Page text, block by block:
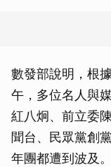
數發部說明，根
午，多位名人與
紅八炯、前立委
聞台、民眾黨創
年團都遭到波及